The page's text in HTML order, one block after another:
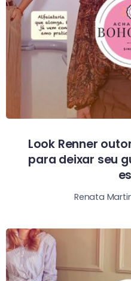
Look Renner
para deixar seu
Renata